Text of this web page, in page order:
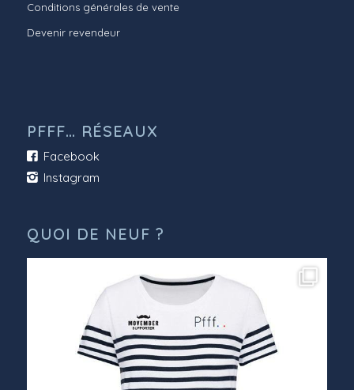
Conditions générales de vente
Devenir revendeur
PFFF… RÉSEAUX
Facebook
Instagram
QUOI DE NEUF ?